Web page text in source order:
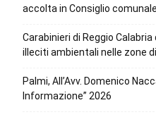
accolta in Consiglio comunale.
Carabinieri di Reggio
illeciti ambientali nelle zone
Palmi, All’Avv. Domenico
Informazione” 2026